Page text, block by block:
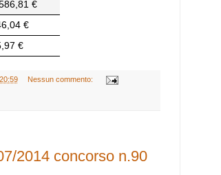
€
€
€
20:59 Nessun commento:
2014 concorso n.90